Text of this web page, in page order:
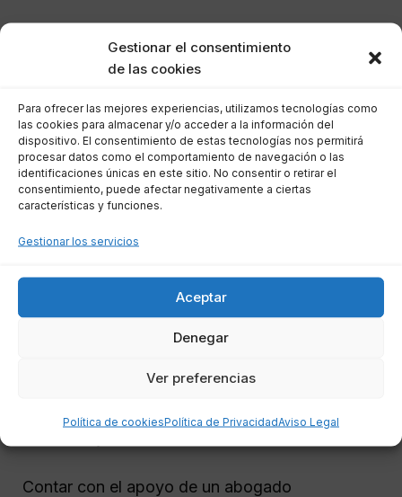
Gestionar el consentimiento
de las cookies
Para ofrecer las mejores experiencias, utilizamos tecnologías como
las cookies para almacenar y/o acceder a la información del
dispositivo. El consentimiento de estas tecnologías nos permitirá
procesar datos como el comportamiento de navegación o las
identificaciones únicas en este sitio. No consentir o retirar el
consentimiento, puede afectar negativamente a ciertas
características y funciones.
Gestionar los servicios
Aceptar
Denegar
Ver preferencias
Política de cookiesPolítica de PrivacidadAviso Legal
algunos elementos clave:
Daños económicos:Esto incluye todos
los gastos médicos, pérdida de ingresos
y cualquier otro costo relacionado con la
negligencia.
afectación en la calidad de vida que has
experimentado a causa de la negligencia.
que demuestre la negligencia es crucial
Contar con el apoyo de un abogado